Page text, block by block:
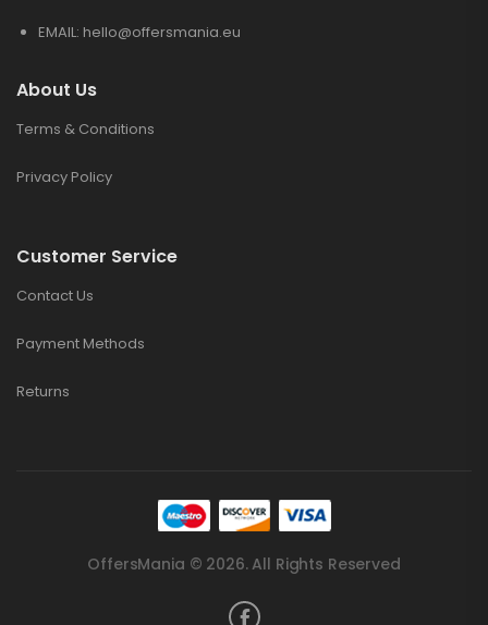
EMAIL: hello@offersmania.eu
About Us
Terms & Conditions
Privacy Policy
Customer Service
Contact Us
Payment Methods
Returns
OffersMania © 2026. All Rights Reserved